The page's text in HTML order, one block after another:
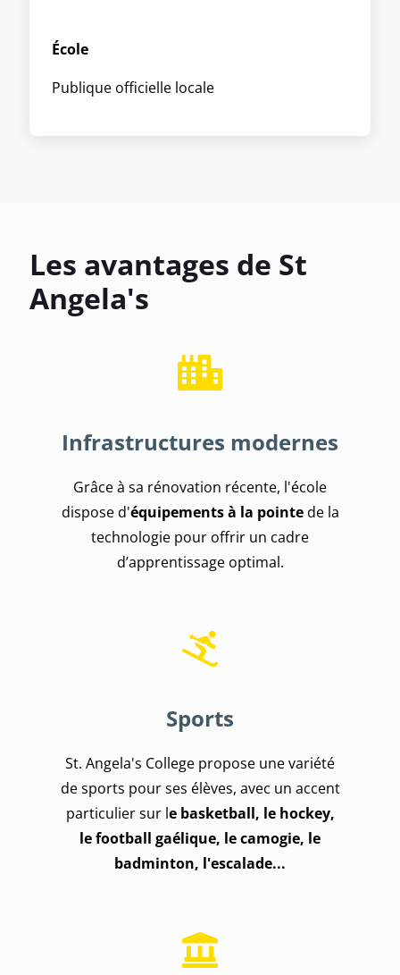
École
Publique officielle locale
Les avantages de St
Angela's
Infrastructures modernes
Grâce à sa rénovation récente, l'école
dispose d'équipements à la pointede la
technologie pour offrir un cadre
d’apprentissage optimal.
Sports
St. Angela's College propose une variété
de sports pour ses élèves, avec un accent
particulier sur le basketball, le hockey,
le football gaélique, le camogie, le
badminton, l'escalade...